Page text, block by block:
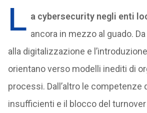
L a cybersecurity negli enti
ancora in mezzo al guado.
alla digitalizzazione e
orientano verso modelli inediti di
processi. Dall’altro le competenze
insufficienti e il blocco del